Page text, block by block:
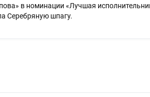
в номинации «Лучшая
Серебряную шпагу.